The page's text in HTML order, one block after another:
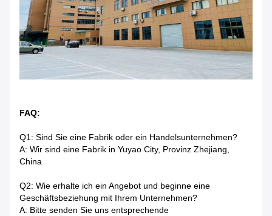
FAQ:
Q1: Sind Sie eine Fabrik oder ein Handelsunternehmen?
A: Wir sind eine Fabrik in Yuyao City, Provinz Zhejiang,
China
Q2: Wie erhalte ich ein Angebot und beginne eine
Geschäftsbeziehung mit Ihrem Unternehmen?
A: Bitte senden Sie uns entsprechende